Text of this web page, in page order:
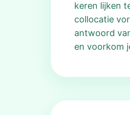
keren lijken
collocatie
antwoord
en voorkom